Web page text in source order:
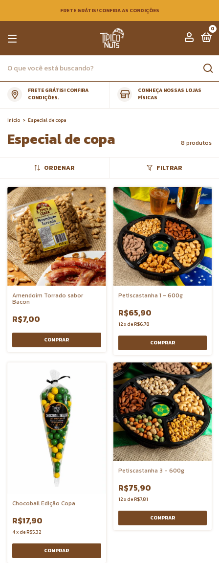
FRETE GRÁTIS! CONFIRA AS CONDIÇÕES
0
FRETE GRÁTIS! CONFIRA
CONDIÇÕES.
CONHEÇA NOSSAS LOJAS
FÍSICAS
Início > Especial de copa
Especial de copa 8 produtos
ORDENAR FILTRAR
Amendoim Torrado sabor
Bacon
R$7,00
COMPRAR
Petiscastanha 1 - 600g
R$65,90
12xdeR$6,78
Chocoball Edição Copa
R$17,90
4xdeR$5,32
COMPRAR
Petiscastanha 3 - 600g
R$75,90
12xdeR$7,81